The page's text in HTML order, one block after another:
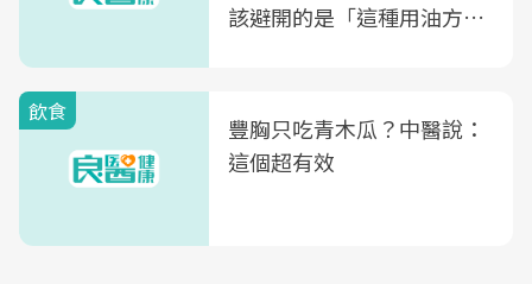
該避開的是「這種用油方
飲食
豐胸只吃青木瓜？中醫說：
這個超有效